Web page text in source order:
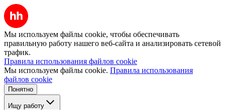
Мы используем файлы cookie, чтобы обеспечивать
правильную работу нашего веб-сайта и анализировать сетевой
трафик.
Правила использования файлов cookie
Мы используем файлы cookie. Правила использования
файлов cookie
Понятно
Ищу работу